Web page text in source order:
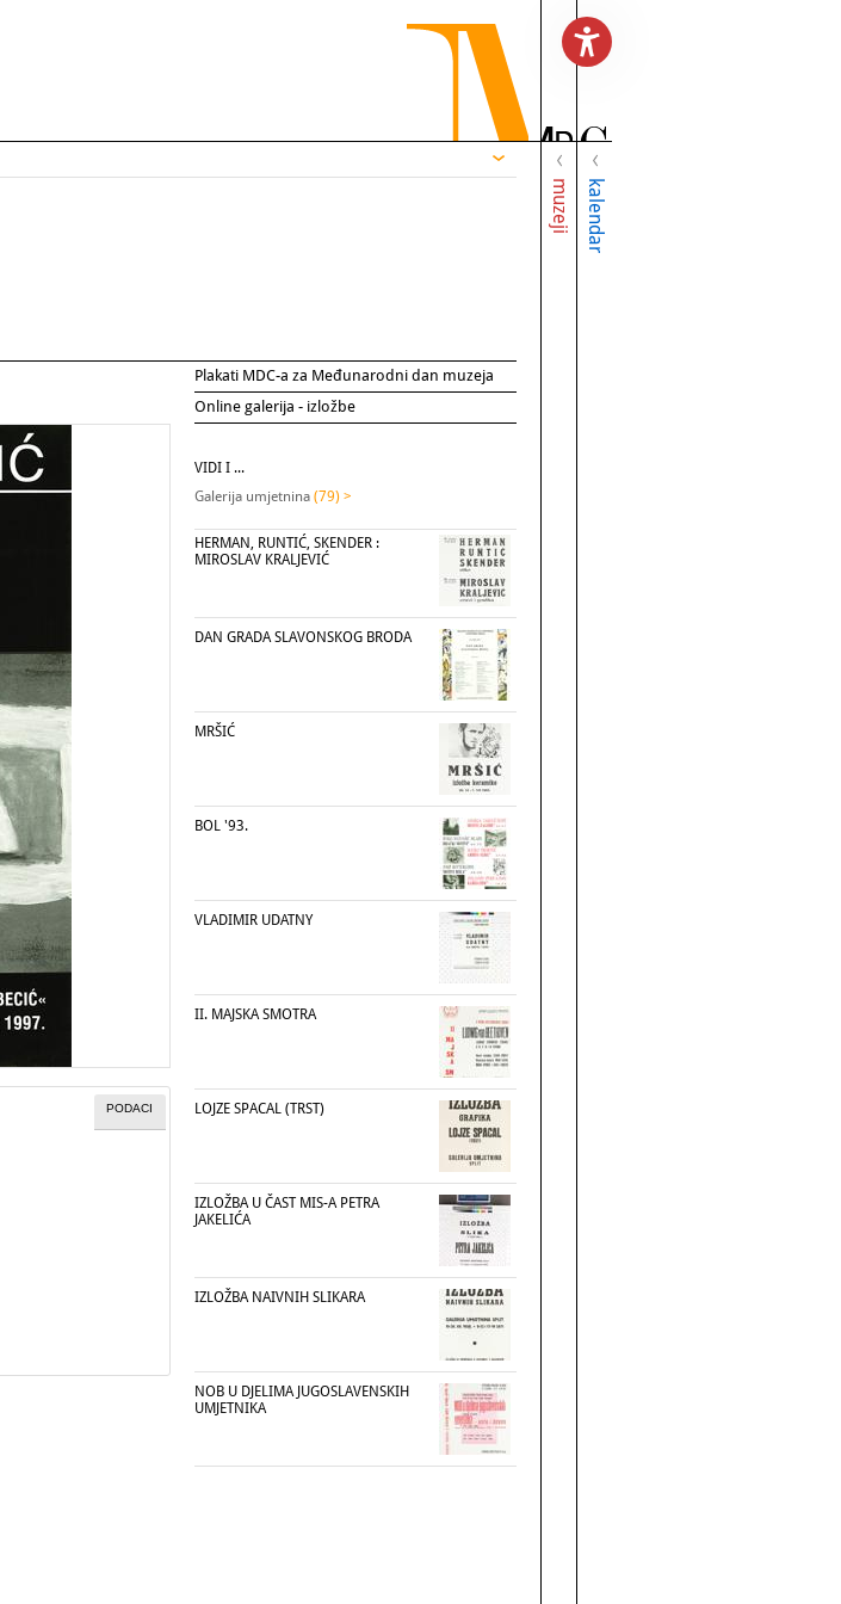
muzeji kalendar
Plakati MDC-a za Međunarodni dan muzeja
Online galerija - izložbe
PODACI
VIDI I ...
Galerija umjetnina (79) >
HERMAN, RUNTIĆ, SKENDER :
MIROSLAV KRALJEVIĆ
DAN GRADA SLAVONSKOG BRODA
MRŠIĆ
BOL '93.
VLADIMIR UDATNY
II. MAJSKA SMOTRA
LOJZE SPACAL (TRST)
IZLOŽBA U ČAST MIS-A PETRA
JAKELIĆA
IZLOŽBA NAIVNIH SLIKARA
NOB U DJELIMA JUGOSLAVENSKIH
UMJETNIKA